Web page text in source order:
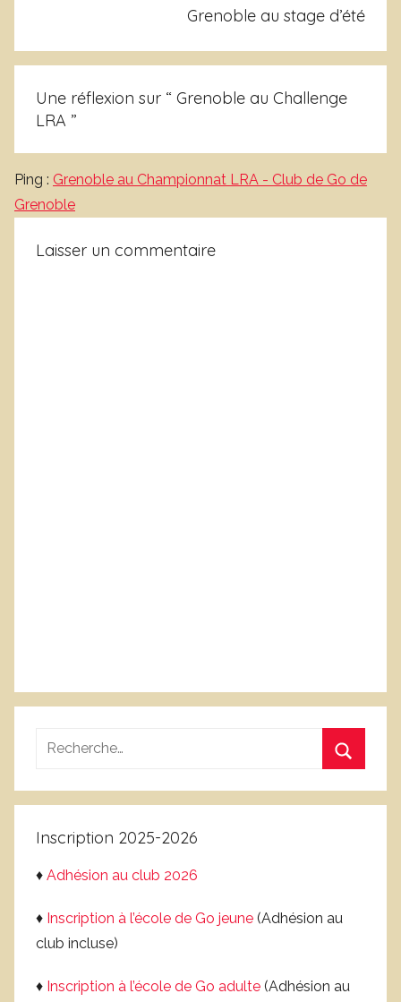
Grenoble au stage d’été
Une réflexion sur “ Grenoble au Challenge
LRA ”
Ping : Grenoble au Championnat LRA - Club de Go de
Grenoble
Laisser un commentaire
Recherche
:
Inscription 2025-2026
♦ Adhésion au club 2026
♦ Inscription à l’école de Go jeune (Adhésion au
club incluse)
♦ Inscription à l’école de Go adulte (Adhésion au